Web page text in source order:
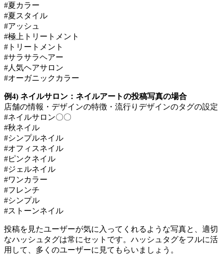
#夏カラー
#夏スタイル
#アッシュ
#極上トリートメント
#トリートメント
#サラサラヘアー
#人気ヘアサロン
#オーガニックカラー
例4) ネイルサロン：ネイルアートの投稿写真の場合
店舗の情報・デザインの特徴・流行りデザインのタグの設定
#ネイルサロン〇〇
#秋ネイル
#シンプルネイル
#オフィスネイル
#ピンクネイル
#ジェルネイル
#ワンカラー
#フレンチ
#シンプル
#ストーンネイル
投稿を見たユーザーが気に入ってくれるような写真と、適切
なハッシュタグは常にセットです。ハッシュタグをフルに活
用して、多くのユーザーに見てもらいましょう。